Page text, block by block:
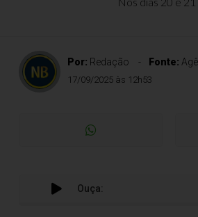
Por: Redação Fonte:
17/09/2025 às 12h53
Ouça: